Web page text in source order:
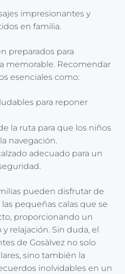
impresionantes y
en familia.
preparados para
memorable. Recomendar
esenciales como:
para reponer
la ruta para que los niños
navegación.
adecuado para un
pueden disfrutar de
pequeñas calas que se
proporcionando un
relajación. Sin duda, el
de Gosàlvez no solo
sino también la
inolvidables en un